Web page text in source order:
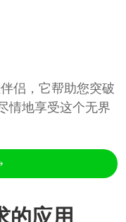
侣，它帮助您突破
情地享受这个无界
的应用